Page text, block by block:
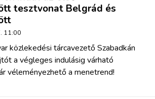
tesztvonat Belgrád és
11:00
közlekedési tárcavezető Szabadkán
a végleges indulásig várható
véleményezhető a menetrend!